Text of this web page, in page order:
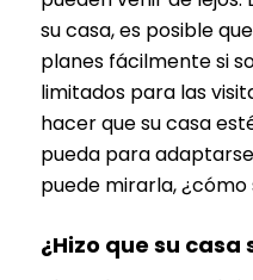
su casa, es posible
planes fácilmente si
limitados para las
hacer que su casa
pueda para adaptarse
puede mirarla, ¿cómo
¿Hizo que su